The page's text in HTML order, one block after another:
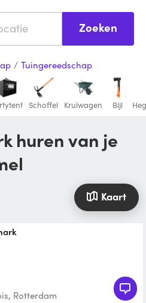
Zoeken
/ Tuingereedschap
Schoffel Kruiwagen Bijl
Kaart
Rotterdam